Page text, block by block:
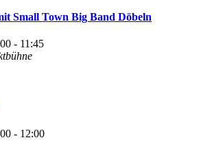
Small Town Big Band Döbeln
- 11:45
- 12:00